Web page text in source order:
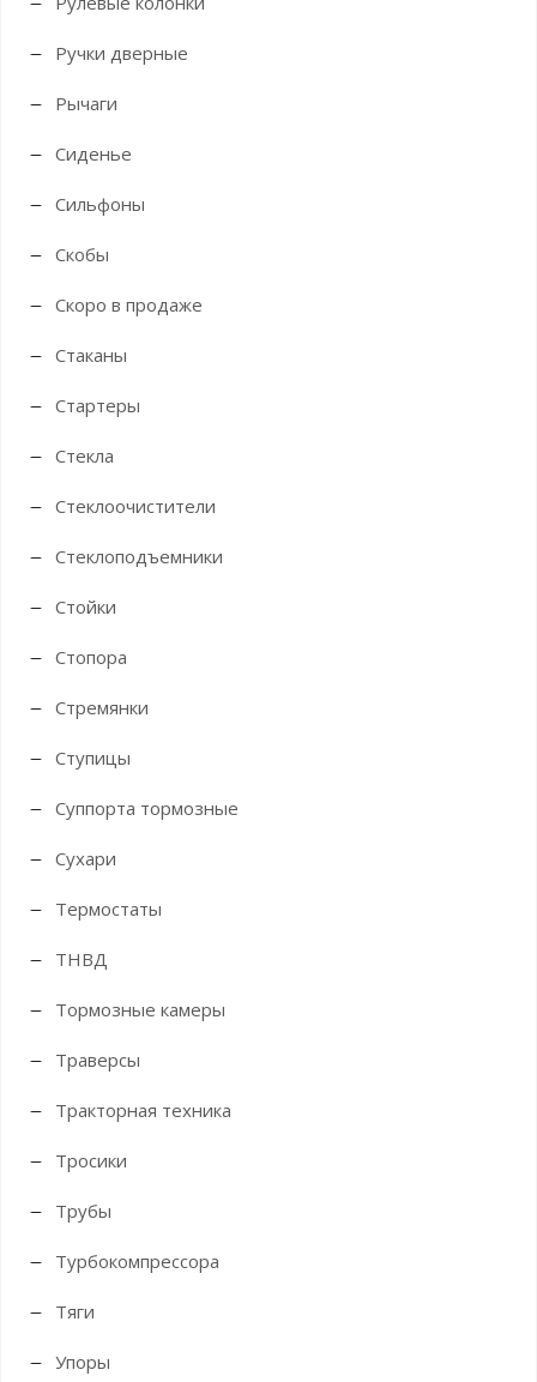
Ручки дверные
Рычаги
Сиденье
Сильфоны
Скобы
Скоро в продаже
Стаканы
Стартеры
Стекла
Стеклоочистители
Стеклоподъемники
Стойки
Стопора
Стремянки
Ступицы
Суппорта тормозные
Сухари
Термостаты
ТНВД
Тормозные камеры
Траверсы
Тракторная техника
Тросики
Трубы
Турбокомпрессора
Тяги
Упоры